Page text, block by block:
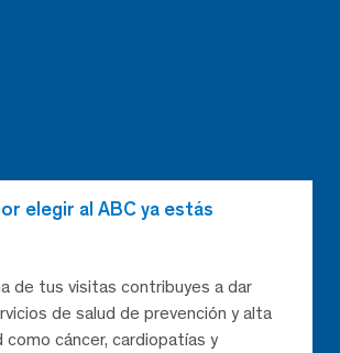
elegir al ABC ya estás
de tus visitas contribuyes a dar
de salud de prevención y alta
como cáncer, cardiopatías y